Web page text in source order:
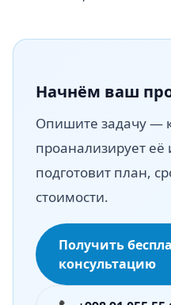
Начнём ваш
Опишите задачу —
проанализирует её
подготовит план,
стоимости.
Получить
консультацию